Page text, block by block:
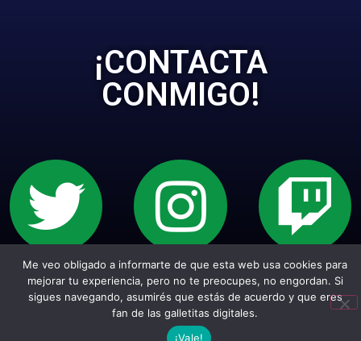
¡CONTACTA
CONMIGO!
Sitio web creado con Wordpress. Todos los
empepiderechos reservados.
Me veo obligado a informarte de que esta web usa cookies para
mejorar tu experiencia, pero no te preocupes, no engordan. Si
sigues navegando, asumirés que estás de acuerdo y que eres
fan de las galletitas digitales.
¡Vale!